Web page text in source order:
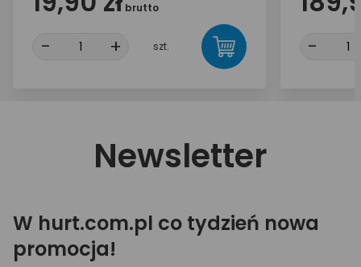
brutto
- + szt. -
Newsletter
W hurt.com.pl co tydzień nowa
promocja!